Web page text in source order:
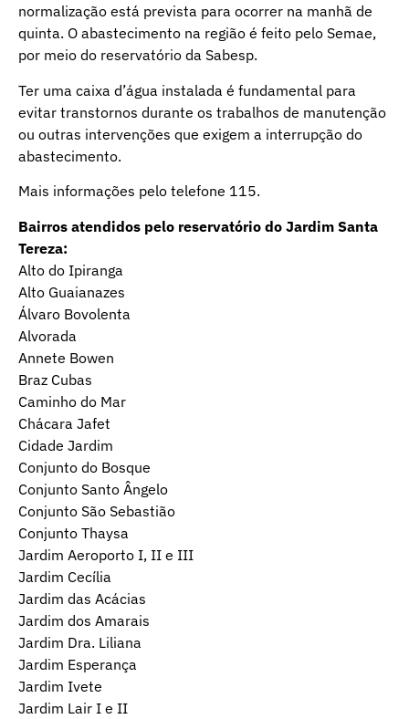
normalização está prevista para ocorrer na manhã de
quinta. O abastecimento na região é feito pelo Semae,
por meio do reservatório da Sabesp.
Ter uma caixa d’água instalada é fundamental para
evitar transtornos durante os trabalhos de manutenção
ou outras intervenções que exigem a interrupção do
abastecimento.
Mais informações pelo telefone 115.
Bairros atendidos pelo reservatório do Jardim Santa
Tereza:
Alto do Ipiranga
Alto Guaianazes
Álvaro Bovolenta
Alvorada
Annete Bowen
Braz Cubas
Caminho do Mar
Chácara Jafet
Cidade Jardim
Conjunto do Bosque
Conjunto Santo Ângelo
Conjunto São Sebastião
Conjunto Thaysa
Jardim Aeroporto I, II e III
Jardim Cecília
Jardim das Acácias
Jardim dos Amarais
Jardim Dra. Liliana
Jardim Esperança
Jardim Ivete
Jardim Lair I e II